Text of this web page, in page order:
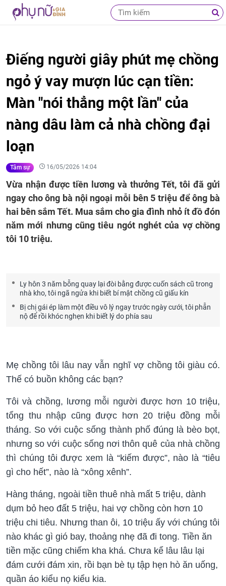
Điếng người giây phút mẹ chồng
ngỏ ý vay mượn lúc cạn tiền:
Màn "nói thẳng một lần" của
nàng dâu làm cả nhà chồng đại
loạn
Tâm sự 16/05/2026 14:04
Vừa nhận được tiền lương và thưởng Tết, tôi đã gửi
ngay cho ông bà nội ngoại mỗi bên 5 triệu để ông bà
hai bên sắm Tết. Mua sắm cho gia đình nhỏ ít đồ đón
năm mới nhưng cũng tiêu ngót nghét của vợ chồng
tôi 10 triệu.
Ly hôn 3 năm bỗng quay lại đòi bằng được cuốn sách cũ trong
nhà kho, tôi ngã ngửa khi biết bí mật chồng cũ giấu kín
Bị chị gái ép làm một điều vô lý ngay trước ngày cưới, tôi phẫn
nộ để rồi khóc nghẹn khi biết lý do phía sau
Mẹ chồng tôi lâu nay vẫn nghĩ vợ chồng tôi giàu có.
Thế có buồn không các bạn?
Tôi và chồng, lương mỗi người được hơn 10 triệu,
tổng thu nhập cũng được hơn 20 triệu đồng mỗi
tháng. So với cuộc sống thành phố đúng là bèo bọt,
nhưng so với cuộc sống nơi thôn quê của nhà chồng
thì chúng tôi được xem là “kiếm được”, nào là “tiêu
gì cho hết”, nào là “xông xênh”.
Hàng tháng, ngoài tiền thuê nhà mất 5 triệu, dành
dụm bỏ heo đất 5 triệu, hai vợ chồng còn hơn 10
triệu chi tiêu. Nhưng than ôi, 10 triệu ấy với chúng tôi
nào khác gì gió bay, thoảng nhẹ đã đi tong. Tiền ăn
tiền mặc cũng chiếm kha khá. Chưa kể lâu lâu lại
đám cưới đám xin, rồi bạn bè tụ tập hẹn hò ăn uống,
quần áo kiểu nọ kiểu kia.